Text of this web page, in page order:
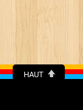
HAUT